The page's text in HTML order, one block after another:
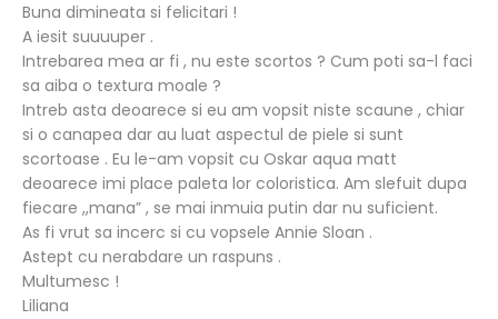
Buna dimineata si felicitari !
A iesit suuuuper .
Intrebarea mea ar fi , nu este scortos ? Cum poti sa-l faci
sa aiba o textura moale ?
Intreb asta deoarece si eu am vopsit niste scaune , chiar
si o canapea dar au luat aspectul de piele si sunt
scortoase . Eu le-am vopsit cu Oskar aqua matt
deoarece imi place paleta lor coloristica. Am slefuit dupa
fiecare ,,mana” , se mai inmuia putin dar nu suficient.
As fi vrut sa incerc si cu vopsele Annie Sloan .
Astept cu nerabdare un raspuns .
Multumesc !
Liliana